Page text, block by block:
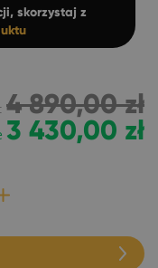
skorzystaj z
4 890,00 zł
3 430,00 zł